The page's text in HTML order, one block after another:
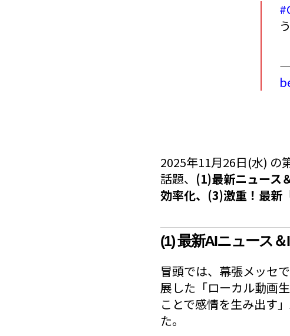
う
—
2025年11月26日(水) の
話題、 (1)最新ニュース
効率化、(3)激重！最新
(1) 最新AIニュース
冒頭では、幕張メッセ
展した「ローカル動画
ことで感情を生み出す
た。